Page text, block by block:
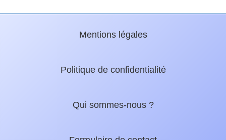
Mentions légales
Politique de confidentialité
Qui sommes-nous ?